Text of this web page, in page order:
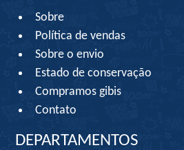
Sobre
Política de vendas
Sobre o envio
Estado de conservação
Compramos gibis
Contato
DEPARTAMENTOS